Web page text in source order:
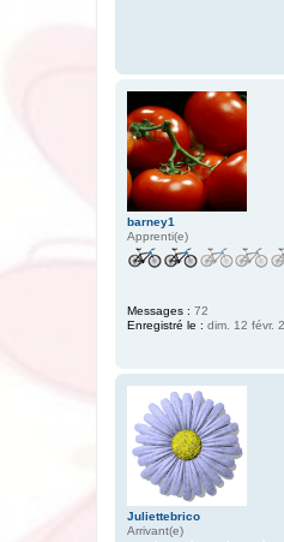
barney1
Apprenti(e)
Messages : 72
Enregistré le : dim. 12 févr.
Juliettebrico
Arrivant(e)